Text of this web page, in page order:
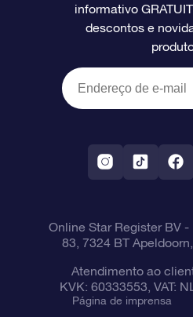
Avaliações
O cartão de presente da
Presentes corporativos
Página estelar
Um Milhão de Estrelas
OSR Starsaver
Aplicativo RV Fly me to
Informações de
Política de devolução
Constelações
informativo
descontos e
Online Star Register BV-
83, 7324 BT
Atendimento ao
KVK: 60333553, VAT:
Página de imprensa